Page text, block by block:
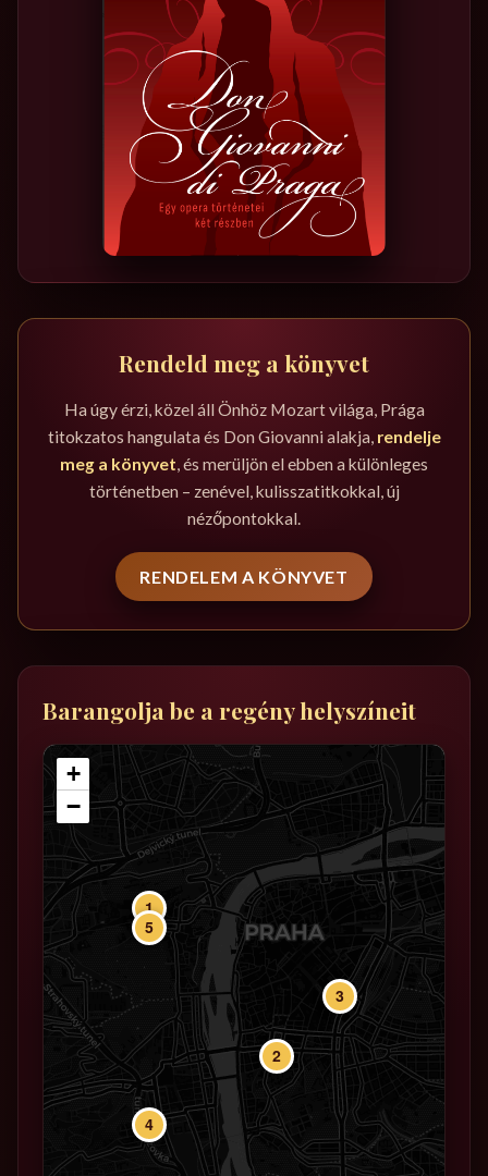
Rendeld meg a könyvet
Ha úgy érzi, közel áll Önhöz Mozart világa, Prága
titokzatos hangulata és Don Giovanni alakja, rendelje
meg a könyvet, és merüljön el ebben a különleges
történetben – zenével, kulisszatitkokkal, új
nézőpontokkal.
RENDELEM A KÖNYVET
Barangolja be a regény helyszíneit
1
2
3
4
5
+
−